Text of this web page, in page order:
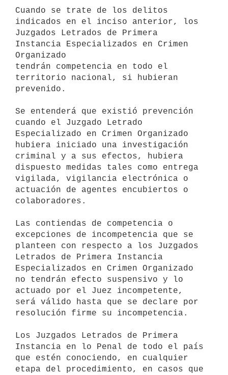
Cuando se trate de los delitos
indicados en el inciso anterior, los
Juzgados Letrados de Primera
Instancia Especializados en Crimen
Organizado
tendrán competencia en todo el
territorio nacional, si hubieran
prevenido.
Se entenderá que existió prevención
cuando el Juzgado Letrado
Especializado en Crimen Organizado
hubiera iniciado una investigación
criminal y a sus efectos, hubiera
dispuesto medidas tales como entrega
vigilada, vigilancia electrónica o
actuación de agentes encubiertos o
colaboradores.
Las contiendas de competencia o
excepciones de incompetencia que se
planteen con respecto a los Juzgados
Letrados de Primera Instancia
Especializados en Crimen Organizado
no tendrán efecto suspensivo y lo
actuado por el Juez incompetente,
será válido hasta que se declare por
resolución firme su incompetencia.
Los Juzgados Letrados de Primera
Instancia en lo Penal de todo el país
que estén conociendo, en cualquier
etapa del procedimiento, en casos que